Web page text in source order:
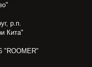
р.п.
Кита"
"ROOMER"